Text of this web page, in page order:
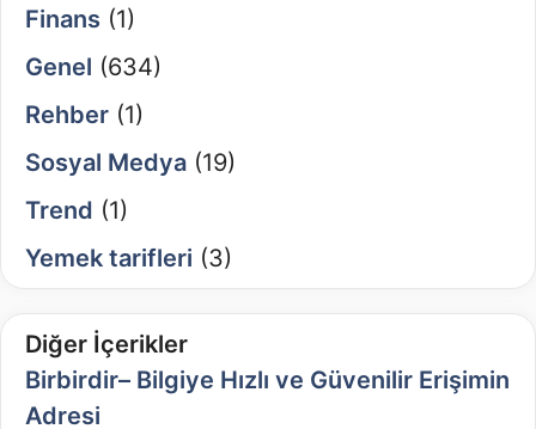
Finans (1)
Genel (634)
Rehber (1)
Sosyal Medya (19)
Trend (1)
Yemek tarifleri (3)
Diğer İçerikler
Birbirdir– Bilgiye Hızlı ve Güvenilir Erişimin
Adresi